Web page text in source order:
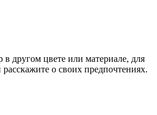
в другом цвете или материале, для
о своих предпочтениях.